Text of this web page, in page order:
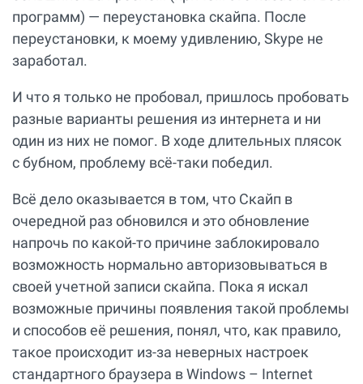
программ) — переустановка скайпа. После
переустановки, к моему удивлению, Skype не
заработал.
И что я только не пробовал, пришлось пробовать
разные варианты решения из интернета и ни
один из них не помог. В ходе длительных плясок
с бубном, проблему всё-таки победил.
Всё дело оказывается в том, что Скайп в
очередной раз обновился и это обновление
напрочь по какой-то причине заблокировало
возможность нормально авторизовываться в
своей учетной записи скайпа. Пока я искал
возможные причины появления такой проблемы
и способов её решения, понял, что, как правило,
такое происходит из-за неверных настроек
стандартного браузера в Windows – Internet